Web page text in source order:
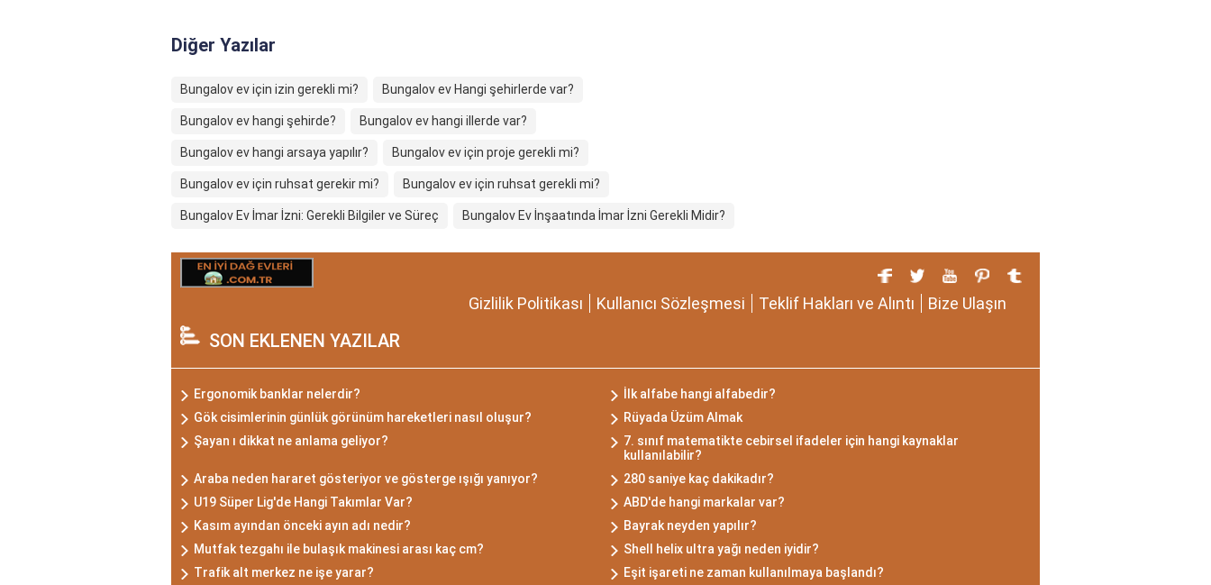
Diğer Yazılar
Bungalov ev için izin gerekli mi? Bungalov ev Hangi şehirlerde var?
Bungalov ev hangi şehirde? Bungalov ev hangi illerde var?
Bungalov ev hangi arsaya yapılır? Bungalov ev için proje gerekli mi?
Bungalov ev için ruhsat gerekir mi? Bungalov ev için ruhsat gerekli mi?
Bungalov Ev İmar İzni: Gerekli Bilgiler ve Süreç Bungalov Ev İnşaatında İmar İzni Gerekli Midir?
Gizlilik Politikası Kullanıcı Sözleşmesi Teklif Hakları ve Alıntı Bize Ulaşın
SON EKLENEN YAZILAR
Ergonomik banklar nelerdir?
İlk alfabe hangi alfabedir?
Gök cisimlerinin günlük görünüm hareketleri nasıl oluşur?
Rüyada Üzüm Almak
Şayan ı dikkat ne anlama geliyor?
7. sınıf matematikte cebirsel ifadeler için hangi kaynaklar
kullanılabilir?
Araba neden hararet gösteriyor ve gösterge ışığı yanıyor?
280 saniye kaç dakikadır?
U19 Süper Lig'de Hangi Takımlar Var?
ABD'de hangi markalar var?
Kasım ayından önceki ayın adı nedir?
Bayrak neyden yapılır?
Mutfak tezgahı ile bulaşık makinesi arası kaç cm?
Shell helix ultra yağı neden iyidir?
Trafik alt merkez ne işe yarar?
Eşit işareti ne zaman kullanılmaya başlandı?